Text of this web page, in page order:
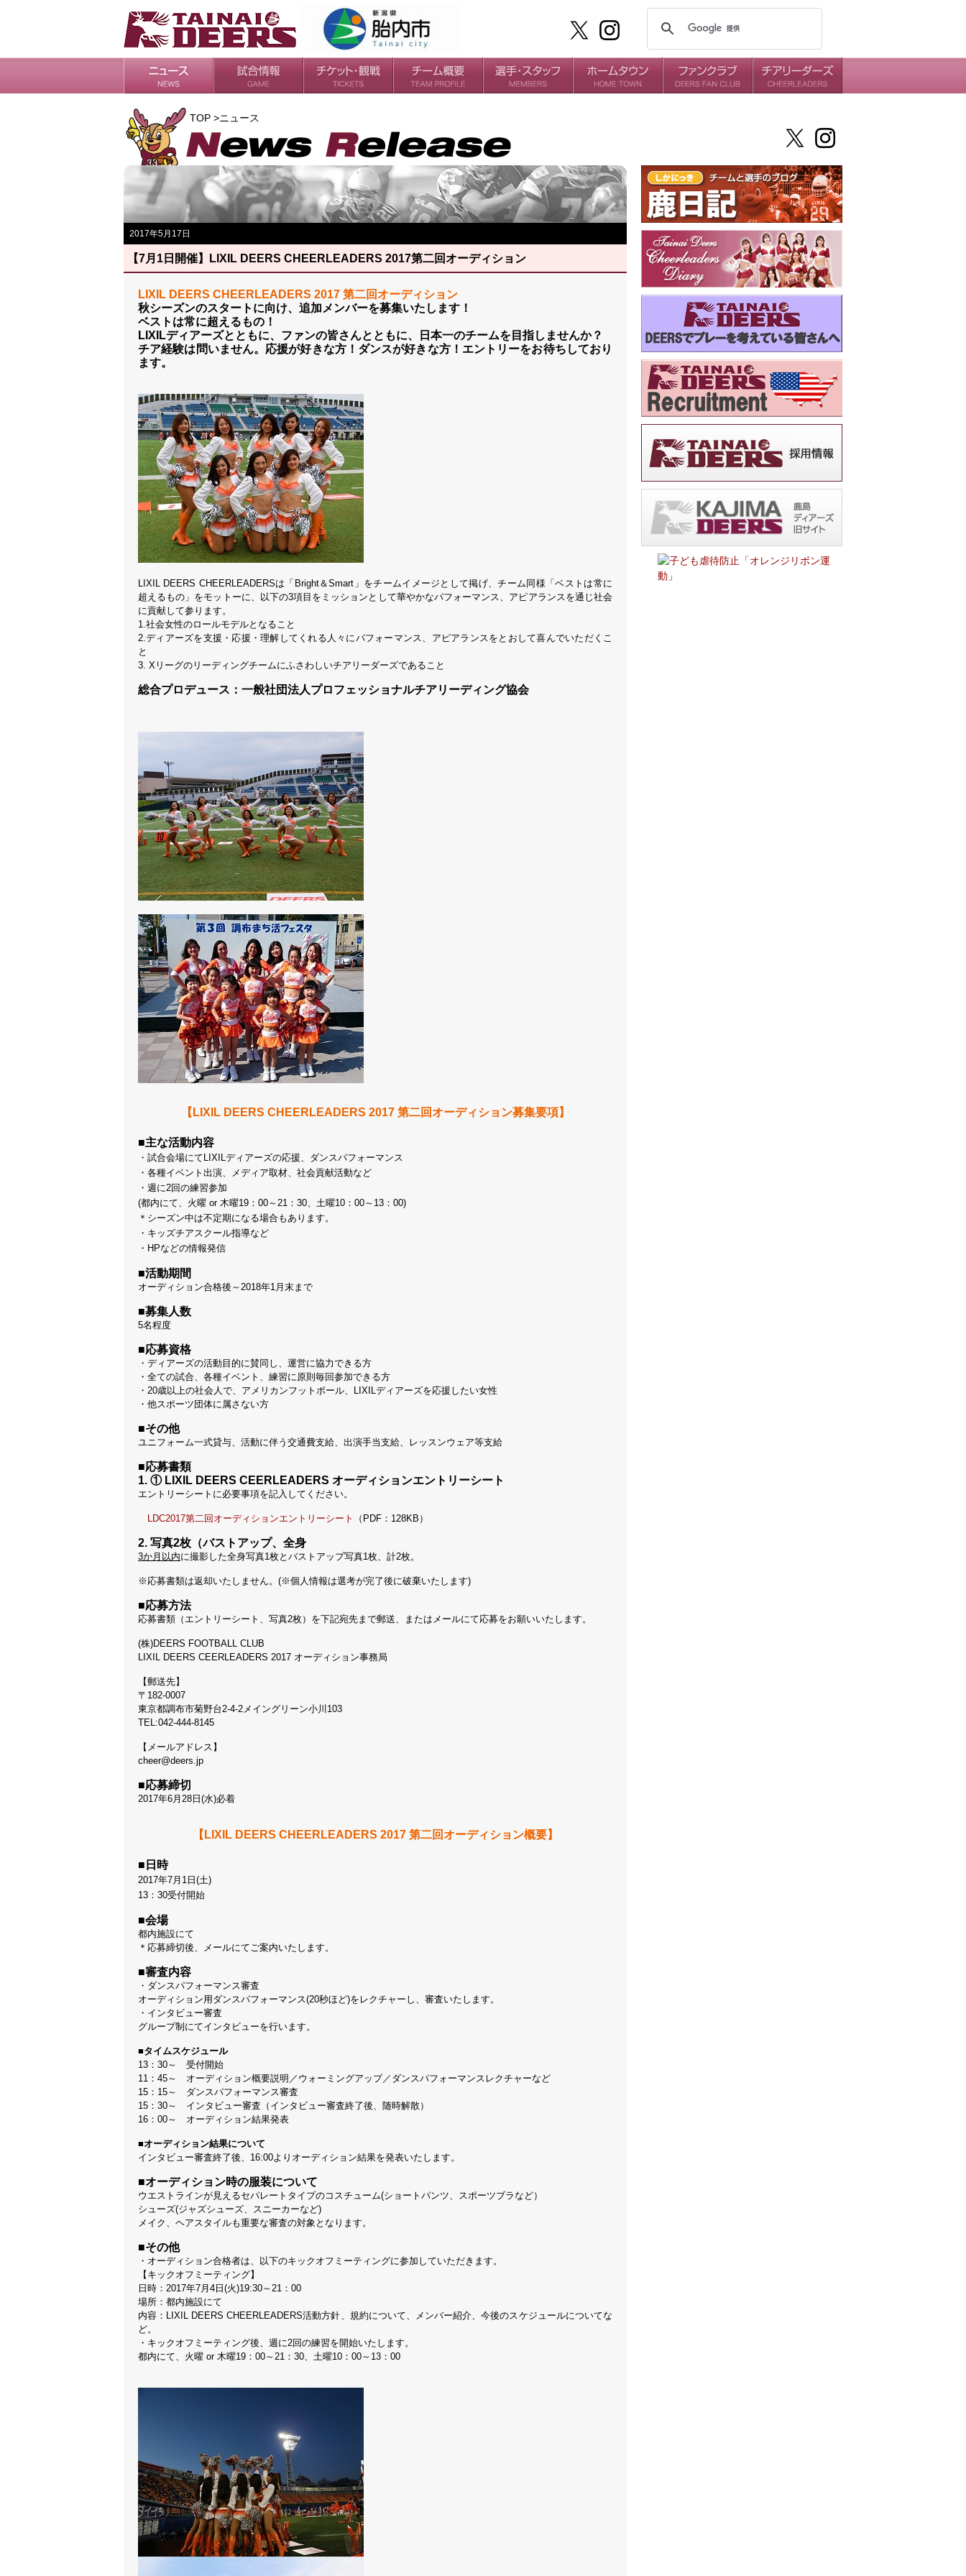
TOP >ニュース
2017年5月17日
【7月1日開催】LIXIL DEERS CHEERLEADERS 2017第二回オーディション
LIXIL DEERS CHEERLEADERS 2017 第二回オーディション
秋シーズンのスタートに向け、追加メンバーを募集いたします！
ベストは常に超えるもの！
LIXILディアーズとともに、ファンの皆さんとともに、日本一のチームを目指しませんか？
チア経験は問いません。応援が好きな方！ダンスが好きな方！エントリーをお待ちしており
ます。
LIXIL DEERS CHEERLEADERSは「Bright＆Smart」をチームイメージとして掲げ、チーム同様「ベストは常に
超えるもの」をモットーに、以下の3項目をミッションとして華やかなパフォーマンス、アピアランスを通じ社会
に貢献して参ります。
1.社会女性のロールモデルとなること
2.ディアーズを支援・応援・理解してくれる人々にパフォーマンス、アピアランスをとおして喜んでいただくこ
と
3. Xリーグのリーディングチームにふさわしいチアリーダーズであること
総合プロデュース：一般社団法人プロフェッショナルチアリーディング協会
【LIXIL DEERS CHEERLEADERS 2017 第二回オーディション募集要項】
■主な活動内容
・試合会場にてLIXILディアーズの応援、ダンスパフォーマンス
・各種イベント出演、メディア取材、社会貢献活動など
・週に2回の練習参加
(都内にて、火曜 or 木曜19：00～21：30、土曜10：00～13：00)
＊シーズン中は不定期になる場合もあります。
・キッズチアスクール指導など
・HPなどの情報発信
■活動期間
オーディション合格後～2018年1月末まで
■募集人数
5名程度
■応募資格
・ディアーズの活動目的に賛同し、運営に協力できる方
・全ての試合、各種イベント、練習に原則毎回参加できる方
・20歳以上の社会人で、アメリカンフットボール、LIXILディアーズを応援したい女性
・他スポーツ団体に属さない方
■その他
ユニフォーム一式貸与、活動に伴う交通費支給、出演手当支給、レッスンウェア等支給
■応募書類
1. ① LIXIL DEERS CEERLEADERS オーディションエントリーシート
エントリーシートに必要事項を記入してください。
LDC2017第二回オーディションエントリーシート （PDF：128KB）
2. 写真2枚（バストアップ、全身
3か月以内に撮影した全身写真1枚とバストアップ写真1枚、計2枚。
※応募書類は返却いたしません。(※個人情報は選考が完了後に破棄いたします)
■応募方法
応募書類（エントリーシート、写真2枚）を下記宛先まで郵送、またはメールにて応募をお願いいたします。
(株)DEERS FOOTBALL CLUB
LIXIL DEERS CEERLEADERS 2017 オーディション事務局
【郵送先】
〒182-0007
東京都調布市菊野台2-4-2メイングリーン小川103
TEL:042-444-8145
【メールアドレス】
cheer@deers.jp
■応募締切
2017年6月28日(水)必着
【LIXIL DEERS CHEERLEADERS 2017 第二回オーディション概要】
■日時
2017年7月1日(土)
13：30受付開始
■会場
都内施設にて
＊応募締切後、メールにてご案内いたします。
■審査内容
・ダンスパフォーマンス審査
オーディション用ダンスパフォーマンス(20秒ほど)をレクチャーし、審査いたします。
・インタビュー審査
グループ制にてインタビューを行います。
■タイムスケジュール
13：30～ 受付開始
11：45～ オーディション概要説明／ウォーミングアップ／ダンスパフォーマンスレクチャーなど
15：15～ ダンスパフォーマンス審査
15：30～ インタビュー審査（インタビュー審査終了後、随時解散）
16：00～ オーディション結果発表
■オーディション結果について
インタビュー審査終了後、16:00よりオーディション結果を発表いたします。
■オーディション時の服装について
ウエストラインが見えるセパレートタイプのコスチューム(ショートパンツ、スポーツブラなど）
シューズ(ジャズシューズ、スニーカーなど)
メイク、ヘアスタイルも重要な審査の対象となります。
■その他
・オーディション合格者は、以下のキックオフミーティングに参加していただきます。
【キックオフミーティング】
日時：2017年7月4日(火)19:30～21：00
場所：都内施設にて
内容：LIXIL DEERS CHEERLEADERS活動方針、規約について、メンバー紹介、今後のスケジュールについてな
ど。
・キックオフミーティング後、週に2回の練習を開始いたします。
都内にて、火曜 or 木曜19：00～21：30、土曜10：00～13：00